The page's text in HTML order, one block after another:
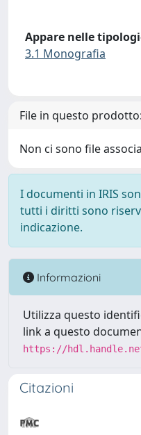
Appare nelle
3.1 Monografia
File in questo prodotto:
Non ci sono file
I documenti in IRIS
tutti i diritti sono
indicazione.
Informazioni
Utilizza questo
link a questo
https://
Citazioni